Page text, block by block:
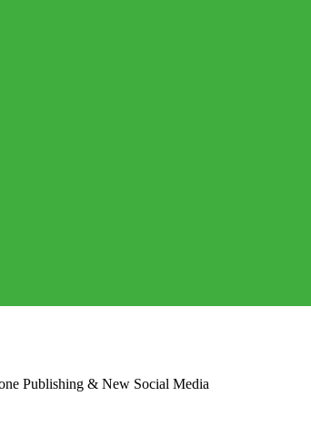
Publishing & New Social Media